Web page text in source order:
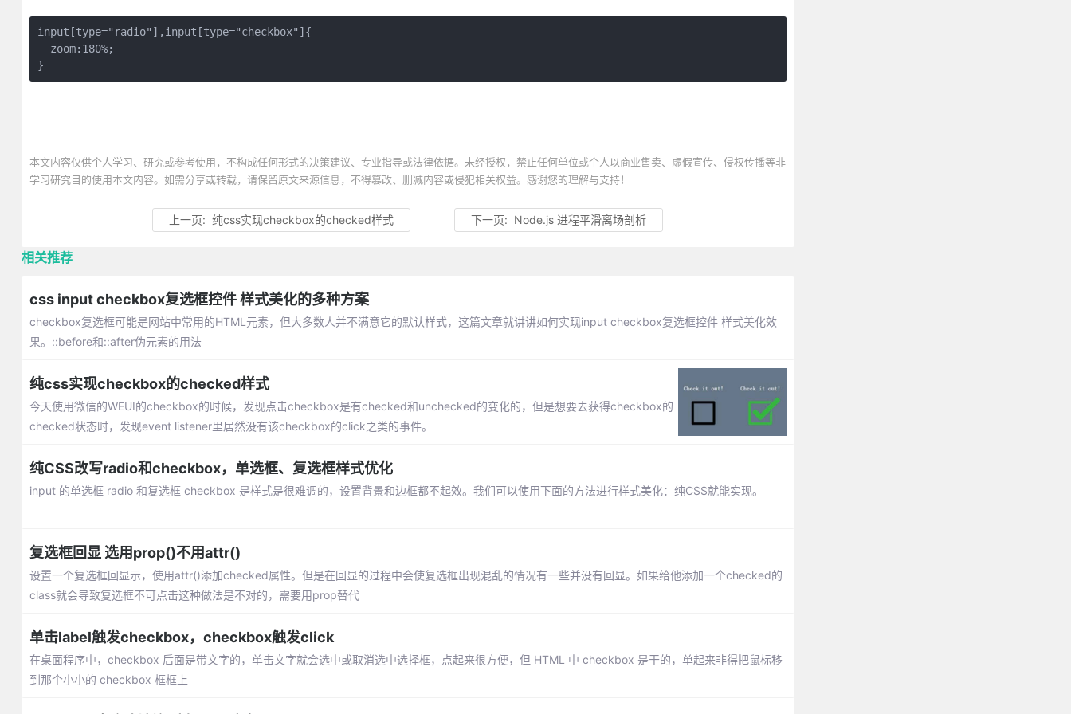
input[type="radio"],input[type="checkbox"]{
  zoom:180%;
}
本文内容仅供个人学习、研究或参考使用，不构成任何形式的决策建议、专业指导或法律依据。未经授权，禁止任何单位或个人以商业售卖、虚假宣传、侵权传播等非
学习研究目的使用本文内容。如需分享或转载，请保留原文来源信息，不得篡改、删减内容或侵犯相关权益。感谢您的理解与支持！
上一页:纯css实现checkbox的checked样式 下一页: Node.js 进程平滑离场剖析
相关推荐
css input checkbox复选框控件 样式美化的多种方案
checkbox复选框可能是网站中常用的HTML元素，但大多数人并不满意它的默认样式，这篇文章就讲讲如何实现input checkbox复选框控件 样式美化效
果。::before和::after伪元素的用法
纯css实现checkbox的checked样式
今天使用微信的WEUI的checkbox的时候，发现点击checkbox是有checked和unchecked的变化的，但是想要去获得checkbox的
checked状态时，发现event listener里居然没有该checkbox的click之类的事件。
纯CSS改写radio和checkbox，单选框、复选框样式优化
input 的单选框 radio 和复选框 checkbox 是样式是很难调的，设置背景和边框都不起效。我们可以使用下面的方法进行样式美化：纯CSS就能实现。
复选框回显 选用prop()不用attr()
设置一个复选框回显示，使用attr()添加checked属性。但是在回显的过程中会使复选框出现混乱的情况有一些并没有回显。如果给他添加一个checked的
class就会导致复选框不可点击这种做法是不对的，需要用prop替代
单击label触发checkbox，checkbox触发click
在桌面程序中，checkbox 后面是带文字的，单击文字就会选中或取消选中选择框，点起来很方便，但 HTML 中 checkbox 是干的，单起来非得把鼠标移
到那个小小的 checkbox 框框上